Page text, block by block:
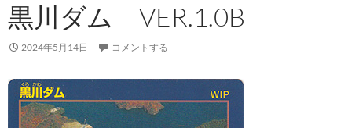
黒川ダム VER.1.0B
2024年5月14日 コメントする